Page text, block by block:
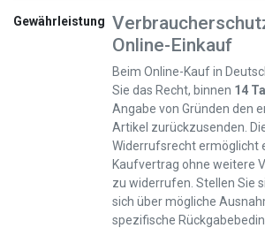
Gewährleistung
Online-Einkauf
Beim Online-Kauf in
Sie das Recht, binnen 14
Angabe von Gründen den
Artikel zurückzusenden.
Widerrufsrecht ermöglicht
Kaufvertrag ohne weitere
zu widerrufen. Stellen Sie
sich über mögliche
spezifische